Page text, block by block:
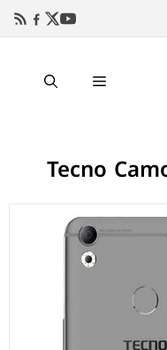
القائمة